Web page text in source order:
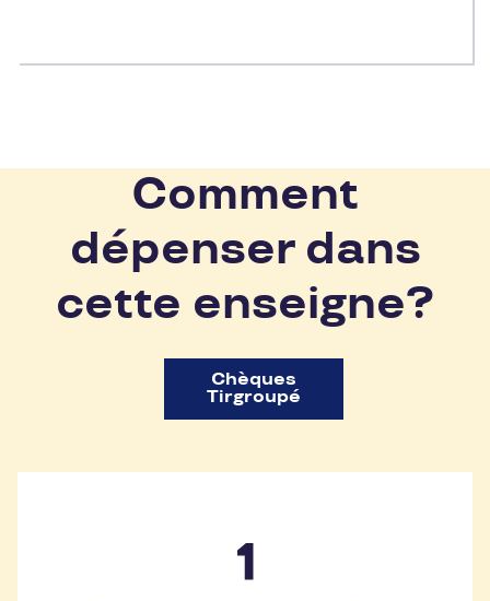
Comment
dépenser dans
cette enseigne?
Chèques
Tirgroupé